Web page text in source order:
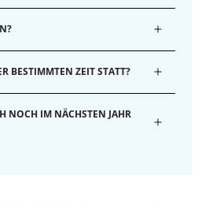
BESTIMMTEN ZEIT STATT?
NOCH IM NÄCHSTEN JAHR